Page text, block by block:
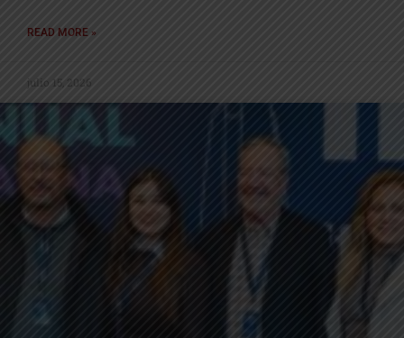
READ MORE »
julio 15, 2026